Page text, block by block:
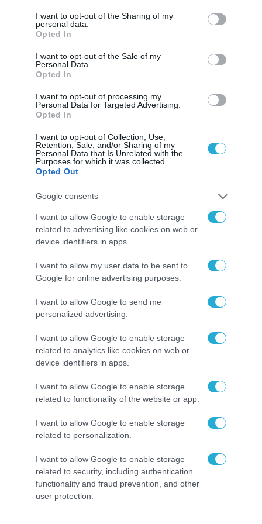
not limited to your visit or usage behaviour. You may click to
grant or deny consent to Google and its third-party tags to
use your data for below specified purposes in below Google
consent section.
I want to opt-out of the Sharing of my
personal data.
Opted In
I want to opt-out of the Sale of my
Personal Data.
Opted In
I want to opt-out of processing my
Personal Data for Targeted Advertising.
Opted In
I want to opt-out of Collection, Use,
Retention, Sale, and/or Sharing of my
Personal Data that Is Unrelated with the
Purposes for which it was collected.
Opted Out
Google consents
I want to allow Google to enable storage
related to advertising like cookies on web or
device identifiers in apps.
I want to allow my user data to be sent to
Google for online advertising purposes.
I want to allow Google to send me
personalized advertising.
I want to allow Google to enable storage
related to analytics like cookies on web or
device identifiers in apps.
I want to allow Google to enable storage
related to functionality of the website or app.
I want to allow Google to enable storage
related to personalization.
I want to allow Google to enable storage
related to security, including authentication
functionality and fraud prevention, and other
user protection.
διαρκέσει 12 μήνες, ενώ η περίοδος
κατασκευής έχει οριστεί σε 36 μήνες.
Πρόκειται για μια ακόμα στρατηγική κίνηση
εξωστρέφειας από τη ΓΕΚ ΤΕΡΝΑ, η οποία
ενισχύει την παρουσία της στην ευρωπαϊκή
αγορά υποδομών και διεκδικεί ενεργό ρόλο
της Νοτιοανατολικής Ευρώπης στον τομέα
των κατασκευών,
Η ενέργεια
Σε σχέση με άλλες δραστηριότητες του
ομίλου, εκτός παραχωρήσεων, για τη νέα
Motor Oil στην Κομοτηνή αναφέρθηκε ότι
ξεπερνούν όλες τις προδιαγραφές. Η νέα
στην Κομοτηνή, ισχύος 877 MW, την οποία
έχει αναπτύξει η ΓΕΚ ΤΕΡΝΑ σε κοινοπραξία
επένδυση 375 εκατ. ευρώ, αναμένεται να
τεθεί σε εμπορική λειτουργία εντός του β’
εξαμήνου του έτους.
Επιπρόσθετα, ο όμιλος παραμένει ενεργός
στην ενέργεια, παρά την πώληση της ΤΕΡΝΑ
Ενεργειακής, καθώς θα συνεχίσει να είναι